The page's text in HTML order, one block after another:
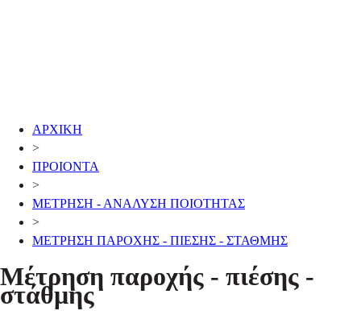
ΑΡΧΙΚΗ
>
ΠΡΟΙΟΝΤΑ
>
ΜΕΤΡΗΣΗ - ΑΝΑΛΥΣΗ ΠΟΙΟΤΗΤΑΣ
>
ΜΕΤΡΗΣΗ ΠΑΡΟΧΗΣ - ΠΙΕΣΗΣ - ΣΤΑΘΜΗΣ
Μέτρηση παροχής - πιέσης -
στάθμης